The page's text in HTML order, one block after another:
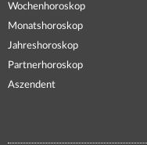
Wochenhoroskop
Monatshoroskop
Jahreshoroskop
Partnerhoroskop
Aszendent